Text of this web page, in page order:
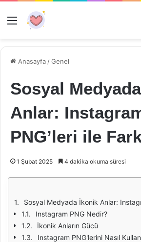
Menü
Anasayfa /Genel
Sosyal
Anlar:
PNG’leri ile
1 Şubat 2025 4 dakika okuma süresi
Sosyal Medyada İkonik Anlar: Instagram
Instagram PNG Nedir?
İkonik Anların Gücü
Instagram PNG'lerini Nasıl